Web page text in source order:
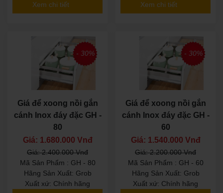
Xem chi tiết
Xem chi tiết
- 30%
Giá để xoong nồi gắn
cánh Inox đáy đặc GH -
80
Giá: 1.680.000 Vnđ
Giá: 2.400.000 Vnđ
Mã Sản Phẩm : GH - 80
Hãng Sản Xuất: Grob
Xuất xứ: Chính hãng
- 30%
Giá để xoong nồi gắn
cánh Inox đáy đặc GH -
60
Giá: 1.540.000 Vnđ
Giá: 2.200.000 Vnđ
Mã Sản Phẩm : GH - 60
Hãng Sản Xuất: Grob
Xuất xứ: Chính hãng